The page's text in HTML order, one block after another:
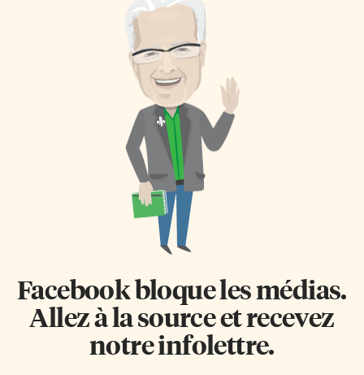
Facebook bloque les médias.
Allez à la source et recevez
notre infolettre.